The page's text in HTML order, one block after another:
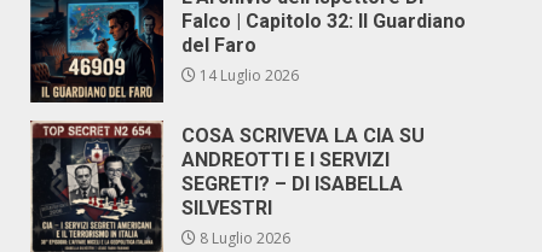
Falco | Capitolo 32: Il Guardiano
del Faro
14 Luglio 2026
COSA SCRIVEVA LA CIA SU
ANDREOTTI E I SERVIZI
SEGRETI? – DI ISABELLA
SILVESTRI
8 Luglio 2026